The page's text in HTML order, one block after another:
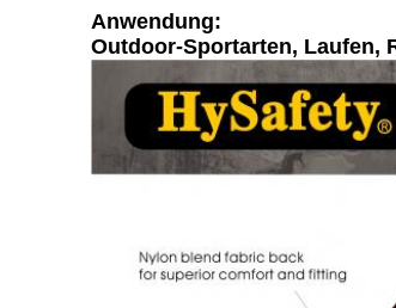
Anwendung:
Outdoor-Sportarten, Laufen,